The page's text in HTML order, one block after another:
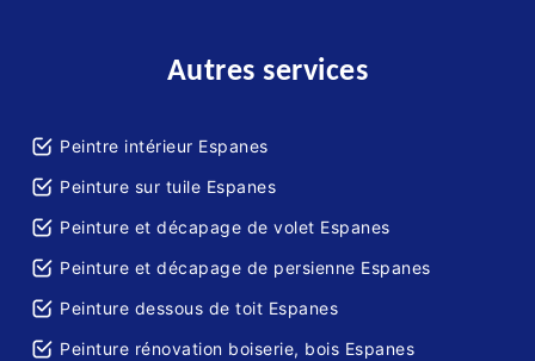
Autres services
Peintre intérieur Espanes
Peinture sur tuile Espanes
Peinture et décapage de volet Espanes
Peinture et décapage de persienne Espanes
Peinture dessous de toit Espanes
Peinture rénovation boiserie, bois Espanes